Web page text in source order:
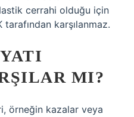
cerrahi olduğu için
karşılanmaz.
MI?
örneğin kazalar veya